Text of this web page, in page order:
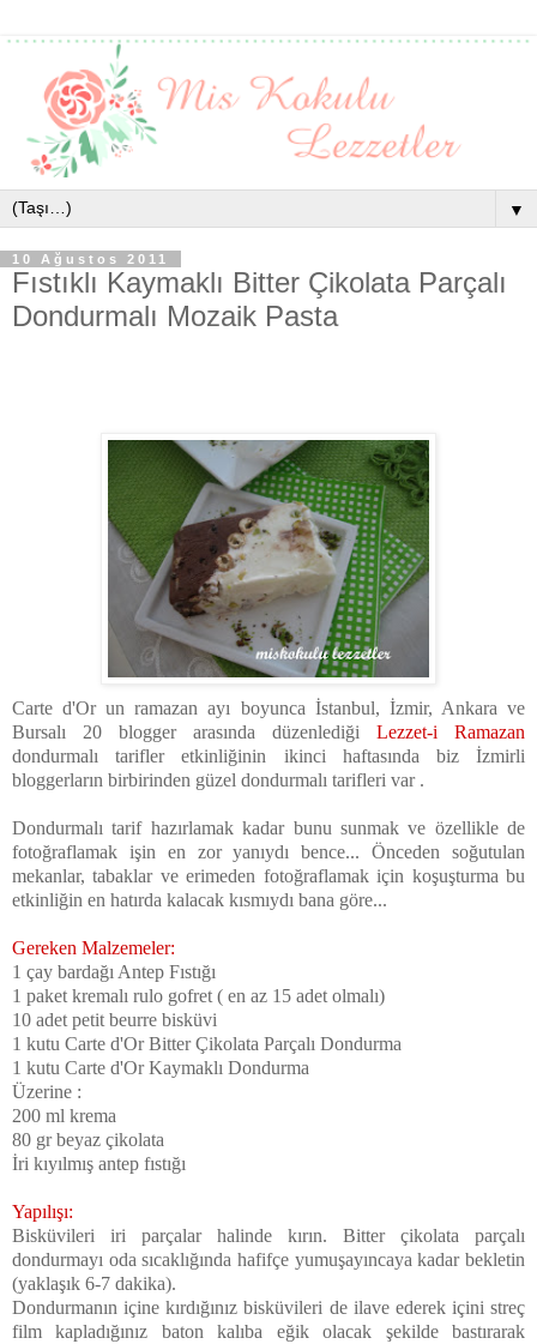
▼
10 Ağustos 2011
Fıstıklı Kaymaklı Bitter Çikolata Parçalı
Dondurmalı Mozaik Pasta
Carte d'Or un ramazan ayı boyunca İstanbul, İzmir, Ankara ve
Bursalı 20 blogger arasında düzenlediği Lezzet-i Ramazan
dondurmalı tarifler etkinliğinin ikinci haftasında biz İzmirli
bloggerların birbirinden güzel dondurmalı tarifleri var .
Dondurmalı tarif hazırlamak kadar bunu sunmak ve özellikle de
fotoğraflamak işin en zor yanıydı bence... Önceden soğutulan
mekanlar, tabaklar ve erimeden fotoğraflamak için koşuşturma bu
etkinliğin en hatırda kalacak kısmıydı bana göre...
Gereken Malzemeler:
1 çay bardağı Antep Fıstığı
1 paket kremalı rulo gofret ( en az 15 adet olmalı)
10 adet petit beurre bisküvi
1 kutu Carte d'Or Bitter Çikolata Parçalı Dondurma
1 kutu Carte d'Or Kaymaklı Dondurma
Üzerine :
200 ml krema
80 gr beyaz çikolata
İri kıyılmış antep fıstığı
Yapılışı:
Bisküvileri iri parçalar halinde kırın. Bitter çikolata parçalı
dondurmayı oda sıcaklığında hafifçe yumuşayıncaya kadar bekletin
(yaklaşık 6-7 dakika).
Dondurmanın içine kırdığınız bisküvileri de ilave ederek içini streç
film kapladığınız baton kalıba eğik olacak şekilde bastırarak